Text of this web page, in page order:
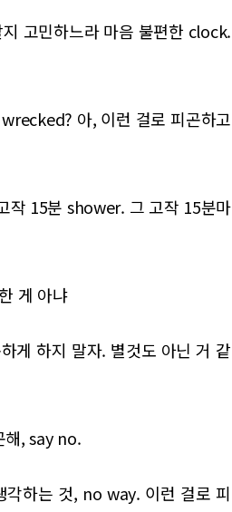
고민하느라 마음 불편한 clock.
아, 이런 걸로 피곤하고
작 15분 shower. 그 고작 15분마
게 아냐
게 하지 말자. 별것도 아닌 거 같
, say no.
각하는 것, no way. 이런 걸로 피